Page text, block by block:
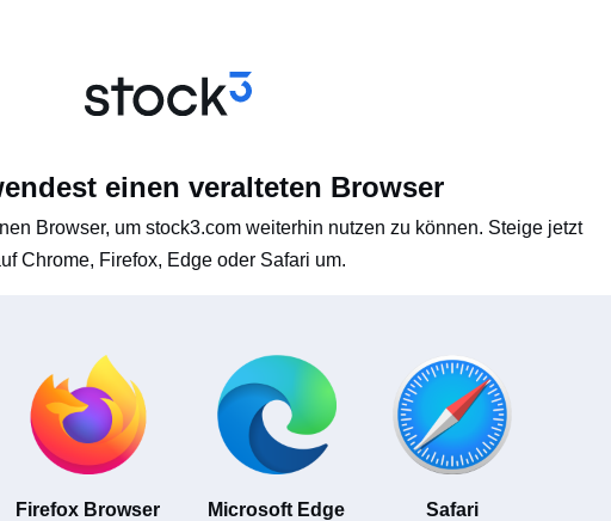
einen veralteten Browser
Browser, um stock3.com weiterhin nutzen zu können. Steige jetzt
Chrome, Firefox, Edge oder Safari um.
Firefox Browser Microsoft Edge Safari